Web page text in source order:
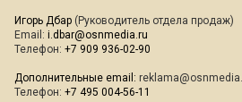
Игорь Дбар (Руководитель отдела продаж)
Email: i.dbar@osnmedia.ru
Телефон: +7 909 936-02-90
Дополнительные email:
Телефон: +7 495 004-56-11